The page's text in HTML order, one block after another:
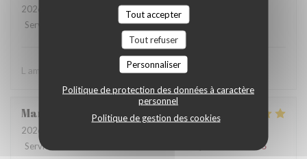
Tout accepter
Tout refuser
Personnaliser
Politique de protection des données à caractère
personnel
Politique de gestion des cookies
2026-07-31
- 20:30 - Couverts 2
Service
:5/5 Cuisine:5/5
L ambiance les plats L’équipe
Maryse
2026-07-31
Service
/5